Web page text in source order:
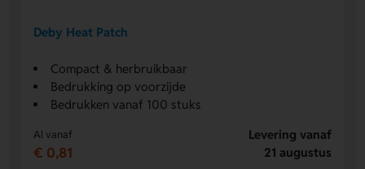
Deby Heat Patch
Compact & herbruikbaar
Bedrukking op voorzijde
Bedrukken vanaf 100 stuks
Al vanaf
€ 0,81
Levering vanaf
21 augustus